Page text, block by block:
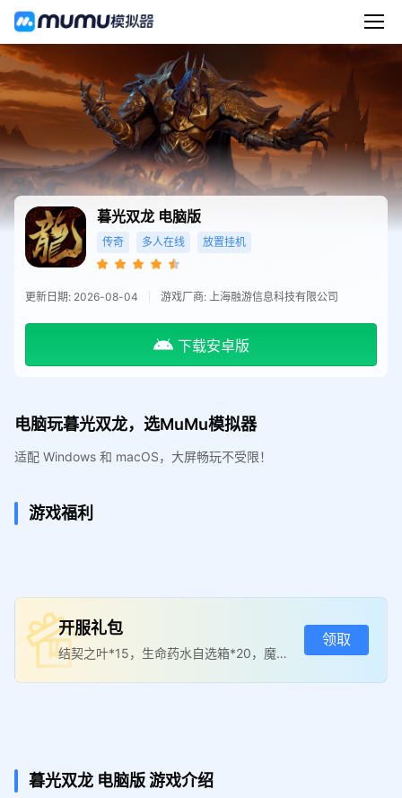
暮光双龙 电脑版
传奇 多人在线 放置挂机
更新日期: 2026-08-04 游戏厂商: 上海融游信息科技有限公司
下载安卓版
电脑玩暮光双龙，选MuMu模拟器
适配 Windows 和 macOS，大屏畅玩不受限！
游戏福利
开服礼包
结契之叶*15，生命药水自选箱*20，魔法
药水自选箱*20
领取
暮光双龙 电脑版游戏介绍